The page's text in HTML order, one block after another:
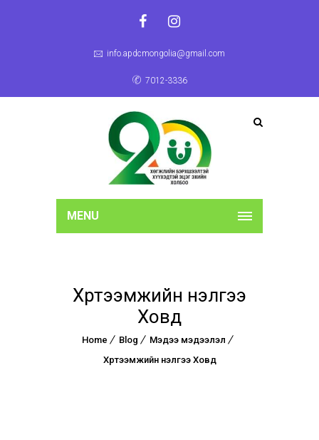
info.apdcmongolia@gmail.com
7012-3336
MENU
Хүртээмжийн үнэлгээ
Ховд
Home Blog
Мэдээ мэдээлэл
Хүртээмжийн үнэлгээ Ховд